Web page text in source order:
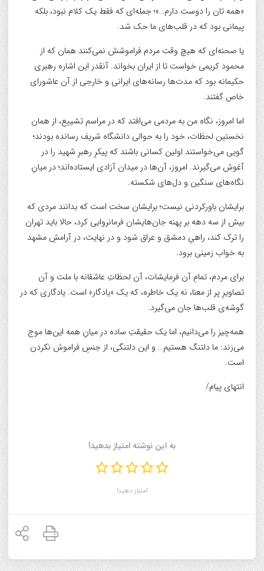
«همه تان را دوست دارم…»؛ جمله‌ای که فقط یک کلام نبود، بلکه
پیمانی بود که در قلب‌های ما حک شد.
یا صحنه‌ای که هیچ وقت مردم فراموشش نمی‌کنند همان که از
محمود کریمی خواست تا از ایران بخواند. آنقدر این اشاره رهبری
حکیمانه بود که مدت‌ها رسانه‌های ایرانی و خارجی از آن عاشورای
خاص گفتند.
اما امروز، نگاه من به مردمی می‌افتد که در مراسم تشییع، از همان
نخستین لحظات، خود را به حوالی دانشگاه شریف رسانده بودند؛
گویی می‌خواستند اولین کسانی باشند که پیکرِ رهبرِ شهید را در
آغوش می‌گیرند. امروز، آن‌ها در میدان آزادی ایستاده‌اند؛ در میانِ
نگاه‌های سنگین و دل‌های شکسته.
برایشان باورکردنی نیست؛ برایشان سخت است که بدانند مردی که
بیش از سه دهه بر پهنه جان‌هایشان فرمانروایی کرد، حالا باید تهران
را ترک کند، راهیِ دمشق و عراق شود و در نهایت، در آرامشِ مشهد
به خواب زمینی برود.
برای مردم، تمامِ آن فرمایشات، آن لحظاتِ عاشقانه با ملت و آن
تصاویرِ پر از معنا، نه یک خاطره، که یک «یادگار» است. یادگاری که در
گوشه‌ی قلب‌ها جان می‌گیرد.
همه‌چیز را می‌دانیم، اما یک حقیقتِ ساده در میانِ همه این‌ها موج
می‌زند: ما دلتنگ هستیم… و این دلتنگی، از جنسِ فراموش نکردن
است.
انتهای پیام/
به این نوشته امتیاز بدهید!
امتیاز دهید!